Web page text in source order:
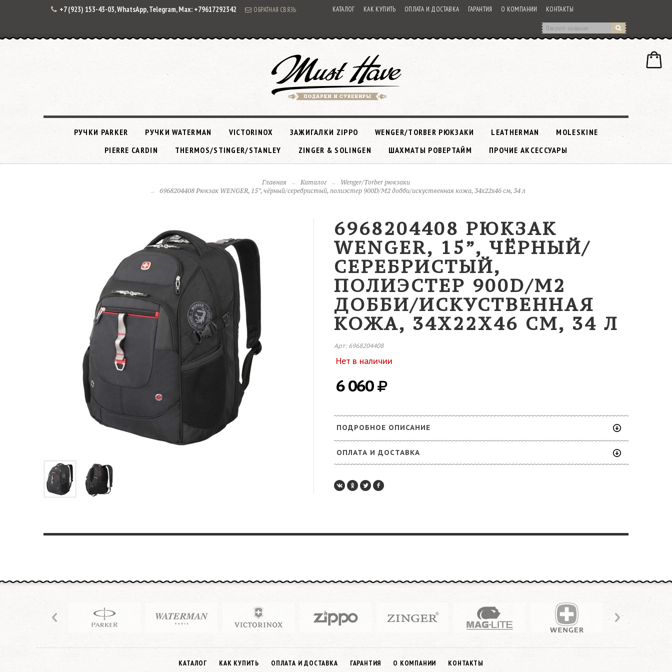
+7 (923) 153-43-03, WhatsApp, Telegram, Max: +79617292342 ОБРАТНАЯ СВЯЗЬ КАТАЛОГ КАК КУПИТЬ ОПЛАТА И ДОСТАВКА ГАРАНТИЯ О КОМПАНИИ КОНТАКТЫ
РУЧКИ PARKER РУЧКИ WATERMAN VICTORINOX ЗАЖИГАЛКИ ZIPPO WENGER/TORBER РЮКЗАКИ LEATHERMAN
MOLESKINE
PIERRE CARDIN
THERMOS/STINGER/STANLEY ZINGER & SOLINGEN ШАХМАТЫ РОВЕРТАЙМ ПРОЧИЕ АКСЕССУАРЫ
Главная Каталог
Wenger/Torber рюкзаки
6968204408 Рюкзак WENGER, 15”, чёрный/серебристый, полиэстер 900D/М2 добби/искуственная кожа, 34x22x46 см, 34 л
6968204408 РЮКЗАК
WENGER, 15”, ЧЁРНЫЙ/
СЕРЕБРИСТЫЙ,
ПОЛИЭСТЕР 900D/М2
ДОББИ/ИСКУСТВЕННАЯ
КОЖА, 34X22X46 СМ, 34 Л
Арт: 6968204408
Нет в наличии
6 060
ПОДРОБНОЕ ОПИСАНИЕ
ОПЛАТА И ДОСТАВКА
КАТАЛОГ КАК КУПИТЬ ОПЛАТА И ДОСТАВКА ГАРАНТИЯ О КОМПАНИИ КОНТАКТЫ